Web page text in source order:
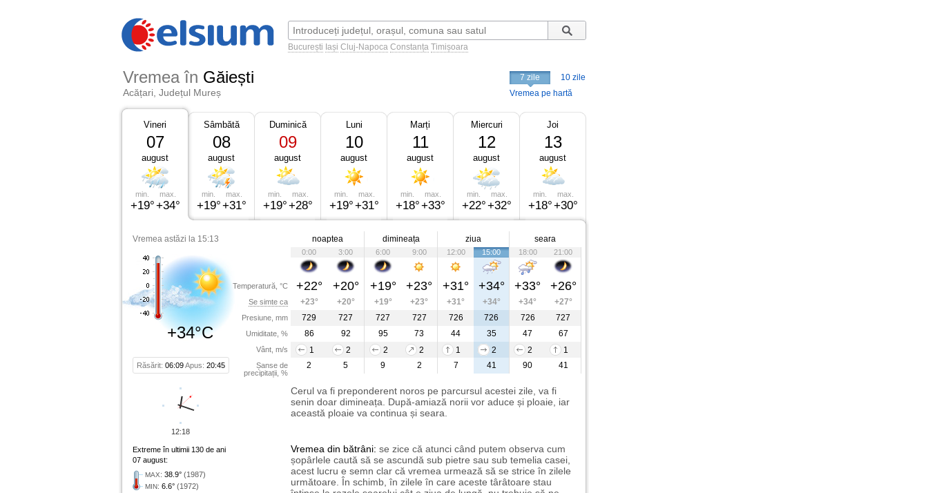
București Iași Cluj-Napoca Constanța Timișoara
Vremea în Găiești
Acățari, Județul Mureș
7 zile
10 zile
Vremea pe hartă
Vineri
07
august
min.
+19°
max.
+34°
Sâmbătă
08
august
min.
+19°
max.
+31°
Duminică
09
august
min.
+19°
max.
+28°
Luni
10
august
min.
+19°
max.
+31°
Marți
11
august
min.
+18°
max.
+33°
Miercuri
12
august
min.
+22°
max.
+32°
Joi
13
august
min.
+18°
max.
+30°
Vremea astăzi la 15:13
+34°C
Răsărit: 06:09Apus: 20:45
Temperatură, °C
Se simte ca
Presiune, mm
Umiditate, %
Vânt, m/s
Șanse de
precipitații, %
noaptea dimineața ziua seara
0:00 3:00 6:00 9:00 12:00 15:00 18:00 21:00
+22° +20° +19° +23° +31° +34° +33° +26°
+23° +20° +19° +23° +31° +34° +34°
+27°
729
727 727 727 726 726 726
727
86
92 95 73 44 35 47
67
1
2 2 2 1 2 2
1
2
5 9 2 7 41 90 41
Cerul va fi preponderent noros pe parcursul acestei zile, va fi
senin doar dimineața. După-amiază norii vor aduce și ploaie, iar
această ploaie va continua și seara.
Extreme în ultimii 130 de ani
07 august:
MAX: 38.9° (1987)
MIN: 6.6° (1972)
Vremea din bătrâni: se zice că atunci când putem observa cum
șopârlele caută să se ascundă sub pietre sau sub temelia casei,
acest lucru e semn clar că vremea urmează să se strice în zilele
următoare. În schimb, în zilele în care aceste târâtoare stau
12:18